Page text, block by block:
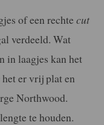
of een rechte cut
verdeeld. Wat
in laagjes kan het
er vrij plat en
Northwood.
te houden.